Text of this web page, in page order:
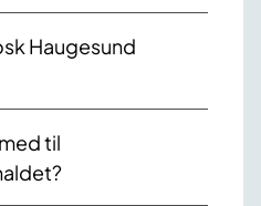
Haugesund
til